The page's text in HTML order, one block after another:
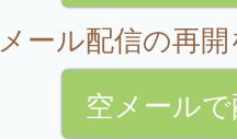
メール配信の再
空メール